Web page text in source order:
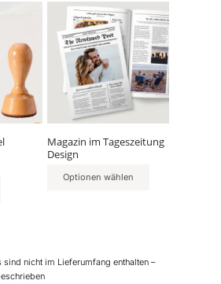
Magazin im Tageszeitung
Design
Optionen wählen
Dieses
Produkt
weist
mehrere
Varianten
auf.
Optionen
können
auf
der
sind nicht im Lieferumfang enthalten –